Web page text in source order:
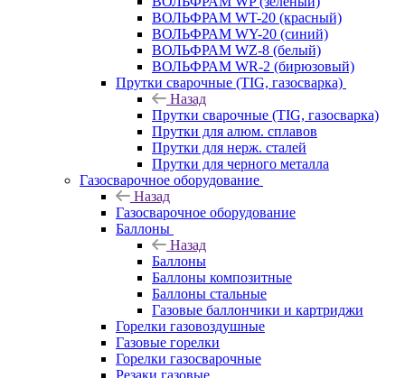
ВОЛЬФРАМ WT-20 (красный)
ВОЛЬФРАМ WY-20 (синий)
ВОЛЬФРАМ WZ-8 (белый)
ВОЛЬФРАМ WR-2 (бирюзовый)
Прутки сварочные (TIG, газосварка)
Назад
Прутки сварочные (TIG, газосварка)
Прутки для алюм. сплавов
Прутки для нерж. сталей
Прутки для черного металла
Газосварочное оборудование
Назад
Газосварочное оборудование
Баллоны
Назад
Баллоны
Баллоны композитные
Баллоны стальные
Газовые баллончики и картриджи
Горелки газовоздушные
Газовые горелки
Горелки газосварочные
Резаки газовые